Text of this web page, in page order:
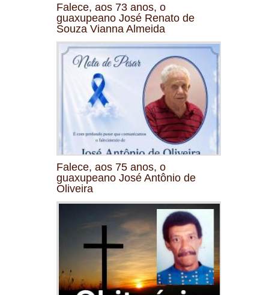
Falece, aos 73 anos, o
guaxupeano José Renato de
Souza Vianna Almeida
Falece, aos 75 anos, o
guaxupeano José Antônio de
Oliveira